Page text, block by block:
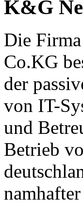
K&G
Die
Co.KG
der
von IT-
und
Betrieb